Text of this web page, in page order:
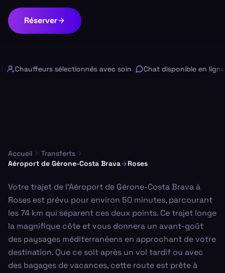
Réserver
Chauffeurs sélectionnés avec soin Chat disponible en ligne
Accueil
Transferts
Aéroport de Gérone-Costa Brava
Roses
Votre trajet de l'Aéroport de Gérone-Costa Brava à
Roses est prévu pour environ 50 minutes, parcourant
les 74 km qui séparent ces deux points. Ce trajet longe
la magnifique côte et vous donnera un avant-goût
des paysages méditerranéens en approchant de votre
destination. Que ce soit après un vol tardif ou avec
des bagages de vacances, cette route est prête à